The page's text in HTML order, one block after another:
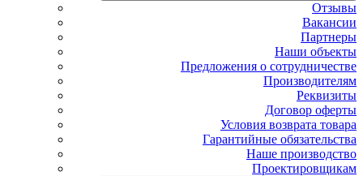
Отзывы
Вакансии
Партнеры
Наши объекты
Предложения о сотрудничестве
Производителям
Реквизиты
Договор оферты
Условия возврата товара
Гарантийные обязательства
Наше производство
Проектировщикам